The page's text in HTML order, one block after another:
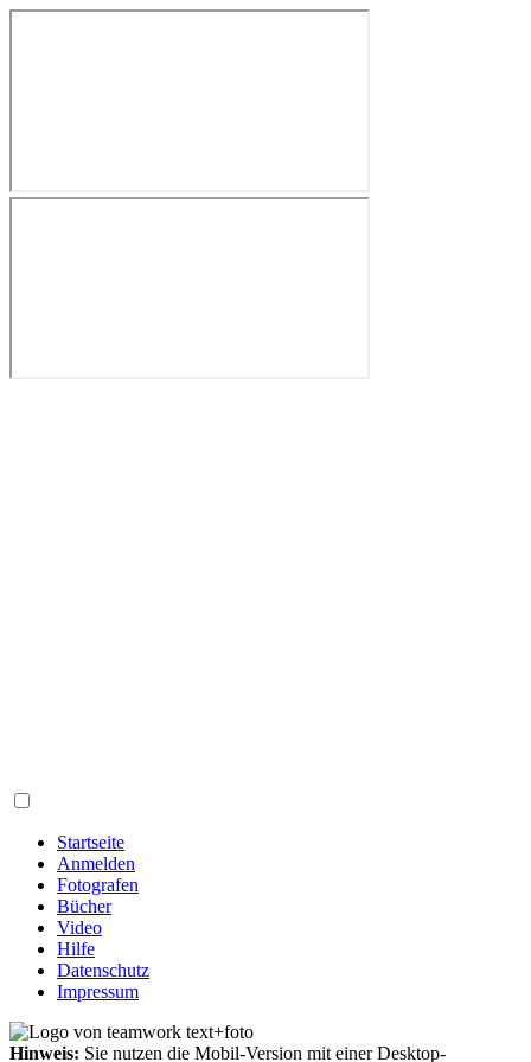
Startseite
Anmelden
Fotografen
Bücher
Video
Hilfe
Datenschutz
Impressum
Hinweis: Sie nutzen die Mobil-Version mit einer Desktop-